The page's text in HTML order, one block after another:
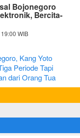
Bojonegoro
Bercita-
WIB
Kang Yoto
Periode Tapi
dari Orang Tua